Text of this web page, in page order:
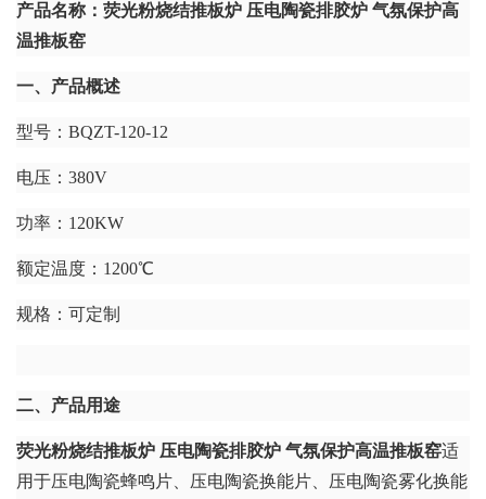
产品名称： 荧光粉烧结推板炉 压电陶瓷排胶炉 气氛保护高
温推板窑
一、产品概述
型号：BQZT-120-12
电压：380V
功率：120KW
额定温度：1200℃
规格：可定制
二、产品用途
荧光粉烧结推板炉 压电陶瓷排胶炉 气氛保护高温推板窑适
用于压电陶瓷蜂鸣片、压电陶瓷换能片、压电陶瓷雾化换能